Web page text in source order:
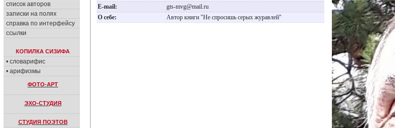
список авторов
записки на полях
справка по интерфейсу
ссылки
КОПИЛКА СИЗИФА
• словарифис
• арифизмы
ФОТО-АРТ
ЭХО-СТУДИЯ
СТУДИЯ ПОЭТОВ
E-mail:
gts-mvg@mail.ru
О себе:
Автор книги "Не спросишь серых журавлей"